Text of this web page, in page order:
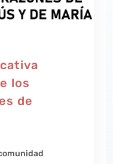
los
de